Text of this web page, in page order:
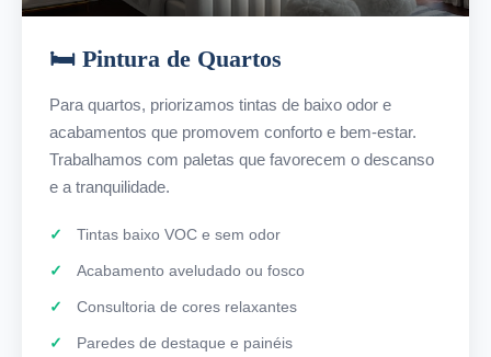
🛏️ Pintura de Quartos
Para quartos, priorizamos tintas de baixo odor e
acabamentos que promovem conforto e bem-estar.
Trabalhamos com paletas que favorecem o descanso
e a tranquilidade.
Tintas baixo VOC e sem odor
Acabamento aveludado ou fosco
Consultoria de cores relaxantes
Paredes de destaque e painéis